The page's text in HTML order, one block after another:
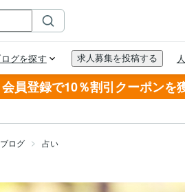
会員登録で10％割引クーポンを
ブログ 占い